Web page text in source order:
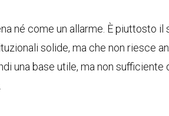
né come un allarme. È piuttosto il
solide, ma che non riesce
una base utile, ma non sufficiente